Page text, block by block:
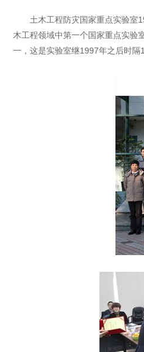
土木工程防灾国家重点实验室
木工程领域中第一个国家重点实验
一，这是实验室继1997年之后时隔